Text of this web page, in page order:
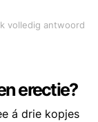
volledig antwoord
erectie?
á drie kopjes